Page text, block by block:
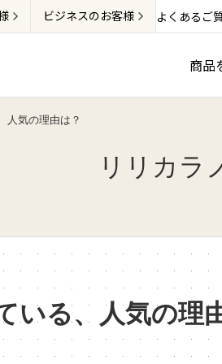
ビジネスのお客様 よくあるご
商品
人気の理由は？
リリカラ
いる、人気の理